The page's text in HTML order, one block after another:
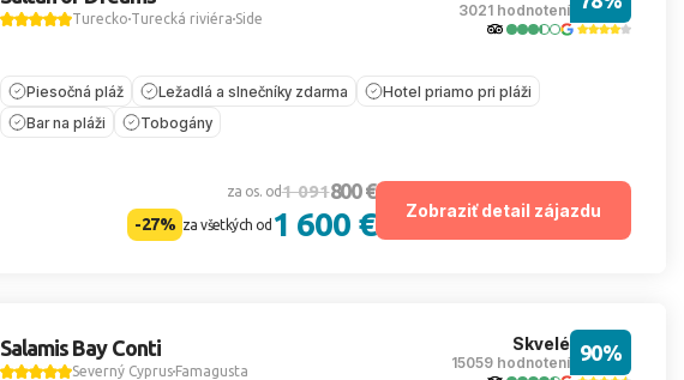
TureckoTurecká riviéraSide 3021 hodnotení
Piesočná pláž Ležadlá a slnečníky zdarma
Hotel priamo pri pláži
Bar na pláži
Tobogány
za os. od1 091800 €
-27% za všetkých od 1 600 € Zobraziť detail zájazdu
Salamis Bay Conti
Severný CyprusFamagusta
Skvelé
15059 hodnotení 90%